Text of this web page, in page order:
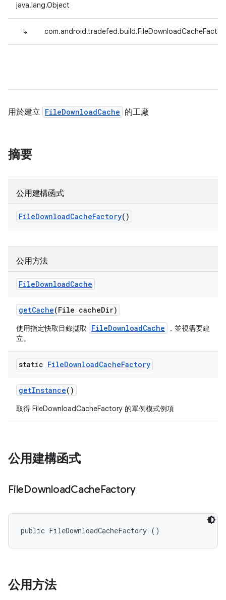
java.lang.Object
↳
用於建立 FileDownloadCache 的工廠
摘要
公用建構函式
FileDownloadCacheFactory()
公用方法
FileDownloadCache
getCache(File cacheDir)
使用指定快取目錄擷取 FileDownloadCache
，並視需要建
立。
static FileDownloadCacheFactory
getInstance()
取得 FileDownloadCacheFactory 的單例模式例項
公用建構函式
FileDownloadCacheFactory
public FileDownloadCacheFactory ()
公用方法